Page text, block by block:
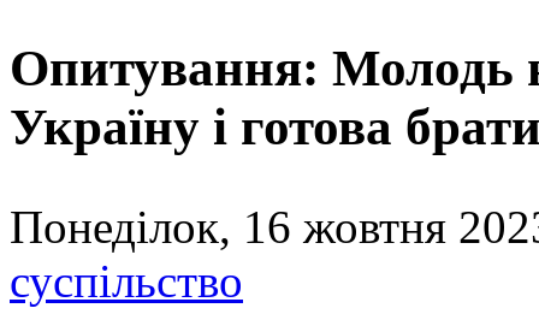
Опитування: Молодь
Україну і готова
Понеділок, 16 жовтня
суспільство